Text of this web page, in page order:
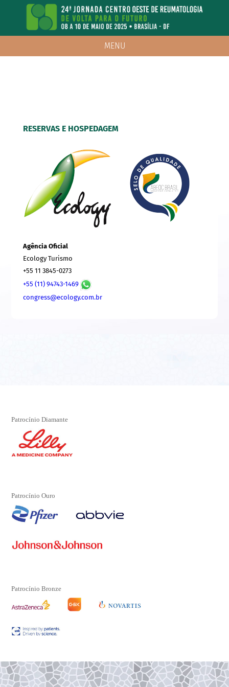
MENU
RESERVAS E HOSPEDAGEM
Agência Oficial
Ecology Turismo
+55 11 3845-0273
+55 (11) 94743-1469
congress@ecology.com.br